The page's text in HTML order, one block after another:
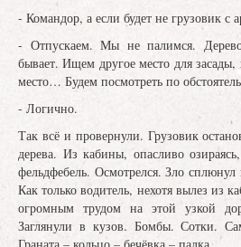
- Командор, а если будет не грузовик с
- Отпускаем. Мы не палимся.
бывает. Ищем другое место для
место… Будем посмотреть по
- Логично.
Так всё и провернули. Грузовик
дерева. Из кабины, опасливо
фельдфебель. Осмотрелся. Зло
Как только водитель, нехотя вылез из
огромным трудом на этой узкой
Заглянули в кузов. Бомбы. Сотки.